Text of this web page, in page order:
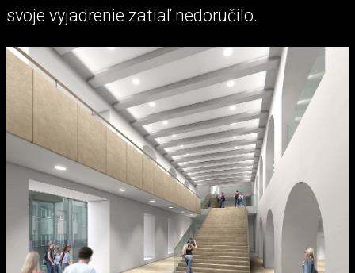
svoje vyjadrenie zatiaľ nedoručilo.